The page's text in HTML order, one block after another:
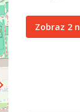
Zobraz 2